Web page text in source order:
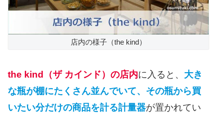
店内の様子（the kind）
the kind（ザ カインド）の店内に入ると、 大き
な瓶が棚にたくさん並んでいて、その瓶から買
いたい分だけの商品を計る計量器が置かれてい